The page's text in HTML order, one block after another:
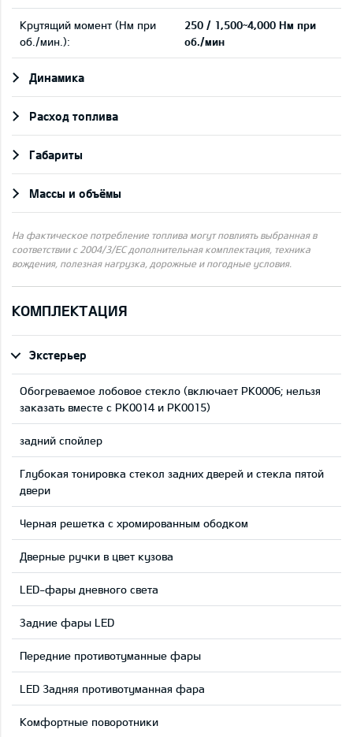
Крутящий момент (Нм при
об./мин.):
250 / 1,500~4,000 Нм при
об./мин
Динамика
Pасход топлива
Габариты
Массы и объёмы
На фактическое потребление топлива могут повлиять выбранная в
соответствии с 2004/3/ЕС дополнительная комплектация, техника
вождения, полезная нагрузка, дорожные и погодные условия.
КОМПЛЕКТАЦИЯ
Экстерьер
Обогреваемое лобовое стекло (включает PK0006; нельзя
заказать вместе с PK0014 и PK0015)
задний спойлер
Глубокая тонировка стекол задних дверей и стекла пятой
двери
Черная решетка с хромированным ободком
Дверные ручки в цвет кузова
LED-фары дневного света
Задние фары LED
Передние противотуманные фары
LED 3адняя противотуманная фара
Комфортные поворотники